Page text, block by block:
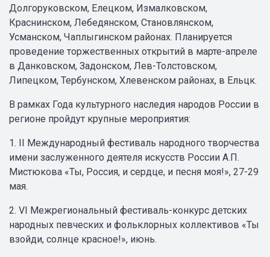
Долгоруковском, Елецком, Измалковском,
Краснинском, Лебедянском, Становлянском,
Усманском, Чаплыгинском районах. Планируется
проведение торжественных открытий в марте-апреле
в Данковском, Задонском, Лев-Толстовском,
Липецком, Тербунском, Хлевенском районах, в Ельцк.
В рамках Года культурного наследия народов России в
регионе пройдут крупные мероприятия:
1. II Международный фестиваль народного творчества
имени заслуженного деятеля искусств России А.П.
Мистюкова «Ты, Россия, и сердце, и песня моя!», 27-29
мая.
2. VI Межрегиональный фестиваль-конкурс детских
народных певческих и фольклорных коллективов «Ты
взойди, солнце красное!», июнь.